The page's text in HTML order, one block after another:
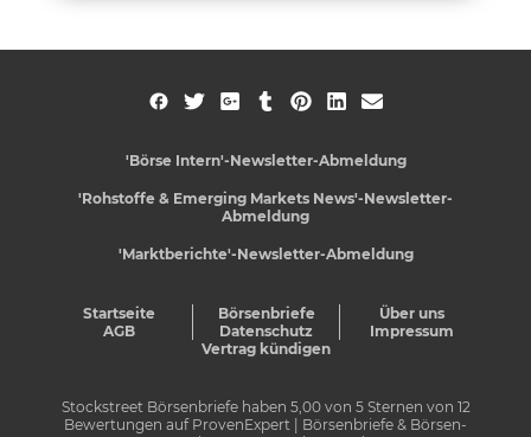
'Börse Intern'-Newsletter-Abmeldung
'Rohstoffe & Emerging Markets News'-Newsletter-
Abmeldung
'Marktberichte'-Newsletter-Abmeldung
Startseite Börsenbriefe
Über uns
AGB
Datenschutz
Impressum
Vertrag kündigen
Stockstreet Börsenbriefe haben 5,00von 5Sternen von 12
Bewertungen auf ProvenExpert
| Börsenbriefe & Börsen-